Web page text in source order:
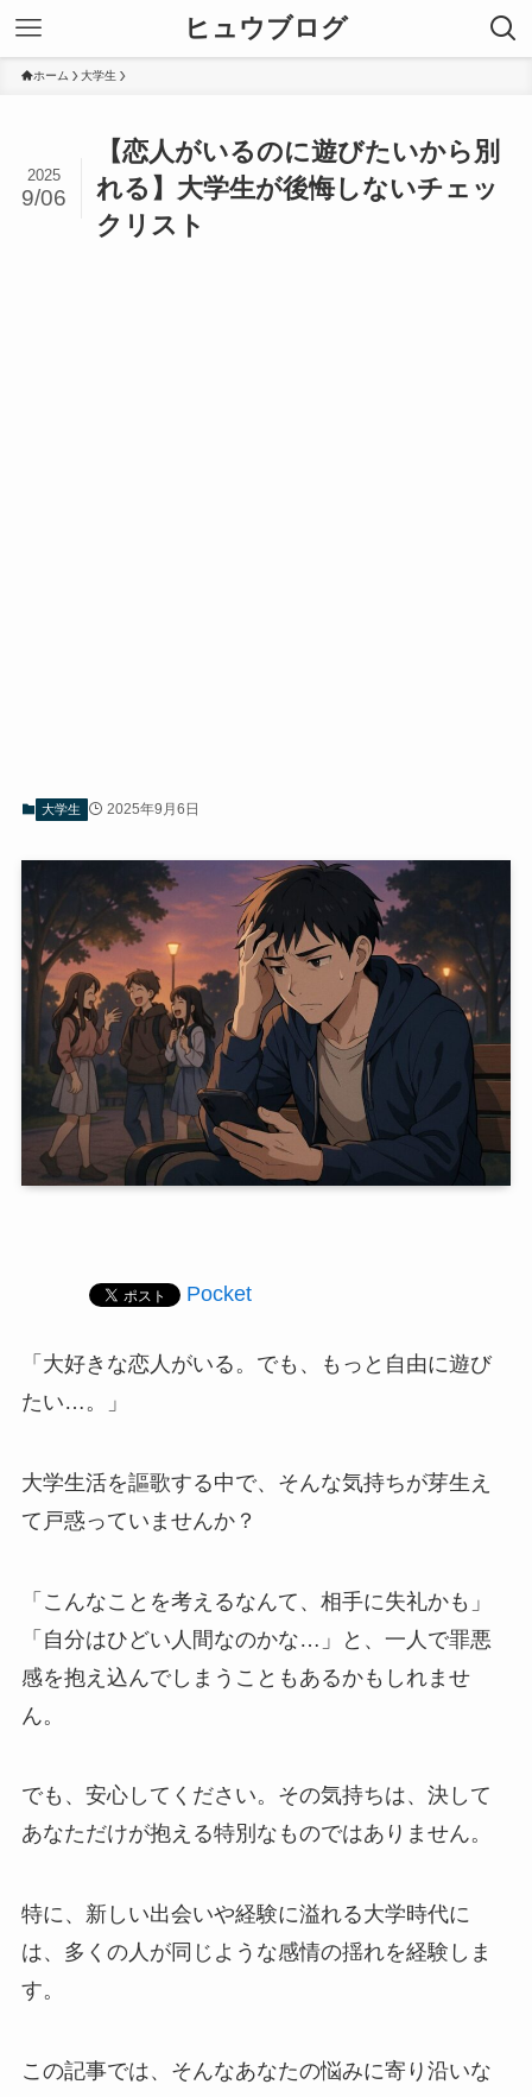
ヒュウブログ
ホーム 大学生
【恋人がいるのに遊びたいから別
れる】大学生が後悔しないチェッ
クリスト
2025
9/06
大学生 2025年9月6日
Pocket
「大好きな恋人がいる。でも、もっと自由に遊び
たい…。」
大学生活を謳歌する中で、そんな気持ちが芽生え
て戸惑っていませんか？
「こんなことを考えるなんて、相手に失礼かも」
「自分はひどい人間なのかな…」と、一人で罪悪
感を抱え込んでしまうこともあるかもしれませ
ん。
でも、安心してください。その気持ちは、決して
あなただけが抱える特別なものではありません。
特に、新しい出会いや経験に溢れる大学時代に
は、多くの人が同じような感情の揺れを経験しま
す。
この記事では、そんなあなたの悩みに寄り沿いな